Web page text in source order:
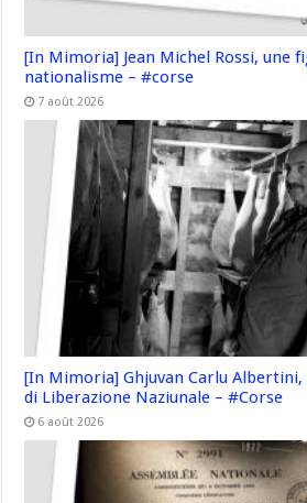
[In Mimoria] Jean Michel Rossi, une
nationalisme – #corse
7 août 2026
[In Mimoria] Ghjuvan Carlu
di Liberazione Naziunale – #Corse
6 août 2026